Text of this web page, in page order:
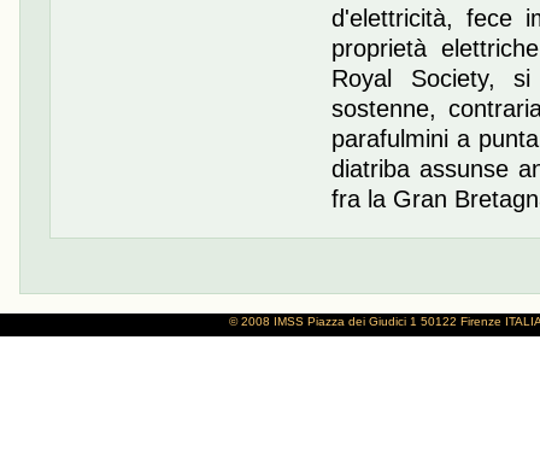
d'elettricità, fece
proprietà
Royal Society,
sostenne,
parafulmini a
diatriba assunse
fra la Gran
© 2008 IMSS Piazza dei Giudici 1 50122 Firenze